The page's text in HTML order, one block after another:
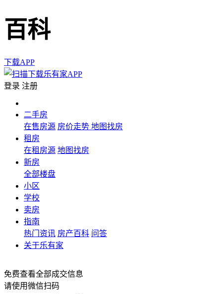
百科
下载APP
登录 注册
二手房
在售房源 房价走势 地图找房
租房
在租房源 地图找房
新房
全部楼盘
小区
学校
卖房
指南
热门资讯 房产百科 问答
关于乐有家
免费查看全部成交信息
请使用微信扫码